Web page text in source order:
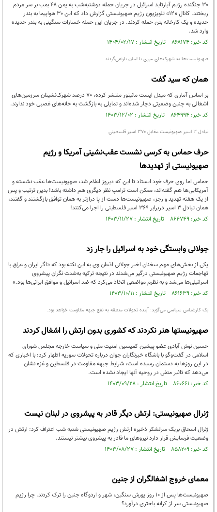
30 جنگنده‌ رژیم آپارتاید اسرائیل در جریان حمله دوشنبه‌شب به یمن ۴۸ بمب بر سر مردم
ریختند. کانال «12» تلویزیون رژیم صهیونیستی گزارش داد که این 30 هواپیما به بندر
حدیده و یک کارخانه بتن حمله کردند. در جریان این حمله خسارات سنگینی به بندر حدیده
وارد شد.
کد خبر: ۸۶۸۱۷۴ تاریخ انتشار : ۱۴۰۴/۰۲/۱۷
صهیونیست‌ها به شهرک‌های مرزی با لبنان بازنمی‌گردند
همان که سید گفت
بر اساس آماری که میدل ایست مانیتور منتشر کرده، 70 درصد شهرک‌نشینان سرزمین‌های
اشغالی به چنین وضعیتی دچار شده‌اند و تمایلی به بازگشت به خانه‌های غصبی خود ندارند.
کد خبر: ۸۶۴۹۹۴ تاریخ انتشار : ۱۴۰۳/۱۲/۰۲
تبادل 3 اسیر صهیونیست مقابل 370 اسیر فلسطینی
حرف حماس به کرسی نشست عقب‌نشینی آمریکا و رژیم
صهیونیستی از تهدیدها
حماس اما روی حرف خود ایستاد تا این که دیروز اعلام شد، صهیونیست‌ها عقب نشسته و
آمریکایی‌ها هم گفته‌اند، ممکن است ترامپ نظر دیگری هم داشته باشد! بدین ترتیب و پس
از یک هفته تهدید و رجز، صهیونیست‌ها دست از پا درازتر به همان توافق بازگشتند و گفتند،
همان تبادل 3 اسیر دربرابر 369 اسیر فلسطینی را اجرا می‌کنند!
کد خبر: ۸۶۴۷۴۹ تاریخ انتشار : ۱۴۰۳/۱۱/۲۷
جولانی وابستگی خود به اسرائیل را جار زد
یکی از بخش‌های مهم سخنان اخیر جولانی اذعان وی به این نکته بود که «اگر ایران و عراق با
تهاجمات رژیم صهیونیستی درگیر می‌شدند در نتیجه ترکیه به‌شدت نگران پیشروی
اسرائیلی‌ها می‌شد و به نظرم مواضعی اتخاذ می‌کرد که ضد اسرائیل و موافق ایرانی‌ها بود.»
کد خبر: ۸۶۱۶۳۹ تاریخ انتشار : ۱۴۰۳/۱۰/۱۱
یک کارشناس سیاسی می‌گوید: آینده تحولات منطقه به نفع جبهه مقاومت خواهد بود.
صهیونیستها هنر نکردند که کشوری بدون ارتش را اشغال کردند
حسین نوش آبادی عضو پیشین کمیسین امنیت ملی و سیاست خارجه مجلس شورای
اسلامی در گفت‌و‌گو با باشگاه خبرنگاران جوان درباره تحولات سوریه اظهار کرد: با اخباری که
در این روز‌ها به دستمان رسیده است، شرایط جبهه مقاومت در فلسطین و غزه نشان
می‌دهد که تاثیر منفی در روحیه آنها ایجاد نشده است.
کد خبر: ۸۶۰۶۶۱ تاریخ انتشار : ۱۴۰۳/۰۹/۲۸
ژنرال صهیونیستی: ارتش دیگر قادر به پیشروی در لبنان نیست
ژنرال اسحاق بریک سرلشکر ذخیره ارتش رژیم صهیونیستی شنبه شب اعتراف کرد: ارتش در
وضعیت فرسایش قرار دارد نیروهای ما قادر به پیشروی بیشتر نیستند.
کد خبر: ۸۵۸۲۰۹ تاریخ انتشار : ۱۴۰۳/۰۸/۲۷
معمای خروج اشغالگران از جنین
صهیونیست‌ها پس از ۱۰ روز یورش سنگین، شهر و اردوگاه جنین را ترک کردند. چرا رژیم
صهیونیستی سر از کرانه باختری درآورد؟